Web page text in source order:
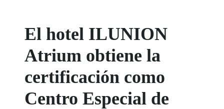
El hotel ILUNION
Atrium obtiene la
certificación como
Centro Especial de